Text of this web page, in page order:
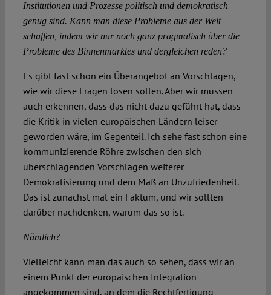
Institutionen und Prozesse politisch und demokratisch
genug sind. Kann man diese Probleme aus der Welt
schaffen, indem wir nur noch ganz pragmatisch über die
Probleme des Binnenmarktes und dergleichen reden?
Es gibt fast schon ein Überangebot an Vorschlägen,
wie wir diese Fragen lösen sollen. Aber wir müssen
auch erkennen, dass das nicht dazu geführt hat, dass
die Kritik in vielen europäischen Ländern leiser
geworden wäre, im Gegenteil. Ich sehe fast schon eine
kommunizierende Röhre zwischen den sich
überschlagenden Vorschlägen weiterer
Demokratisierung und dem Maß an Unzufriedenheit.
Das ist zunächst mal ein Faktum, und wir sollten
darüber nachdenken, warum das so ist.
Nämlich?
Vielleicht kann man das auch so sehen, dass wir an
einem Punkt der europäischen Integration
angekommen sind, an dem die Rechtfertigung